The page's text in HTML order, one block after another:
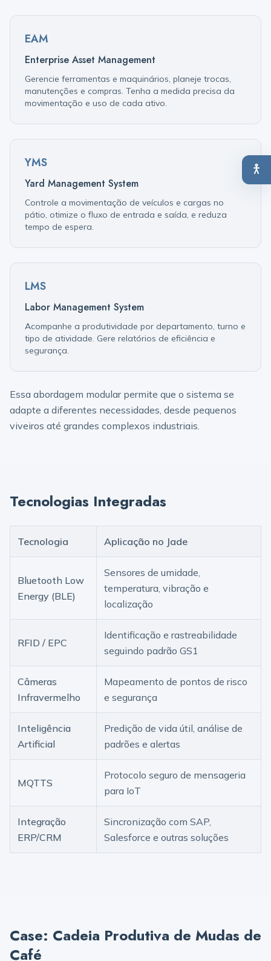
EAM
Enterprise Asset Management
Gerencie ferramentas e maquinários, planeje trocas,
manutenções e compras. Tenha a medida precisa da
movimentação e uso de cada ativo.
YMS
Yard Management System
Controle a movimentação de veículos e cargas no
pátio, otimize o fluxo de entrada e saída, e reduza
tempo de espera.
LMS
Labor Management System
Acompanhe a produtividade por departamento, turno e
tipo de atividade. Gere relatórios de eficiência e
segurança.
Essa abordagem modular permite que o sistema se
adapte a diferentes necessidades, desde pequenos
viveiros até grandes complexos industriais.
Tecnologias Integradas
Tecnologia Aplicação no Jade
Bluetooth Low
Energy (BLE)
Sensores de umidade,
temperatura, vibração e
localização
RFID / EPC
Identificação e rastreabilidade
seguindo padrão GS1
Câmeras
Infravermelho
Mapeamento de pontos de risco
e segurança
Inteligência
Artificial
Predição de vida útil, análise de
padrões e alertas
MQTTS
Protocolo seguro de mensageria
para IoT
Integração
ERP/CRM
Sincronização com SAP,
Salesforce e outras soluções
Case: Cadeia Produtiva de Mudas de
Café